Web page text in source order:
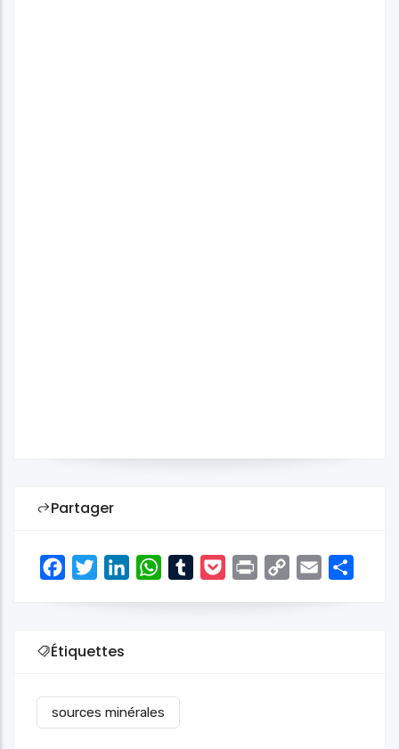
Partager
FacebookTwitterLinkedInWhatsAppTumblrPocketPrint
Copy
Email
Étiquettes
sources minérales